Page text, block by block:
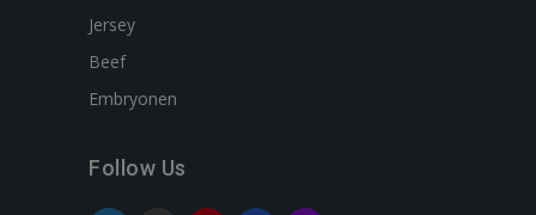
Jersey
Beef
Embryonen
Follow Us